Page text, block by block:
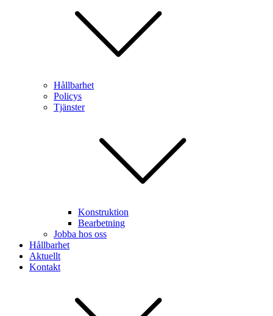
Hållbarhet
Policys
Tjänster
Konstruktion
Bearbetning
Jobba hos oss
Hållbarhet
Aktuellt
Kontakt